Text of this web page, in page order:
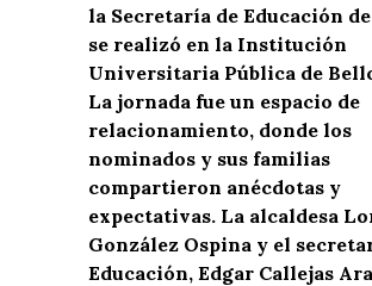
la Secretaría de Educación
se realizó en la Institución
Universitaria Pública de
La jornada fue un espacio de
relacionamiento, donde los
nominados y sus familias
compartieron anécdotas y
expectativas. La alcaldesa
González Ospina y el
Educación, Edgar Callejas